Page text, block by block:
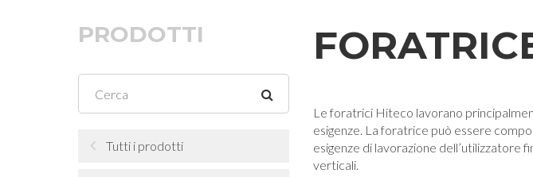
PRODOTTI
Tutti i prodotti
Le foratrici Hiteco lavorano
esigenze. La foratrice può essere
esigenze di lavorazione dell’utilizzatore
verticali.